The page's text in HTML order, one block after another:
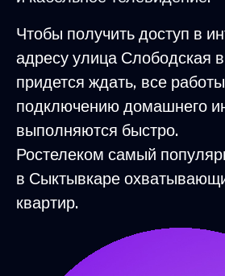
Чтобы получить доступ в
адресу улица Слободская
придется ждать, все
подключению домашнего
выполняются быстро.
Ростелеком самый
в Сыктывкаре
квартир.